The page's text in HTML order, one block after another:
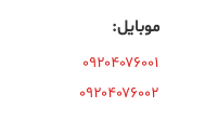
موبایل:
۰۹۲۰۴۰۷۶۰۰۱
۰۹۲۰۴۰۷۶۰۰۲